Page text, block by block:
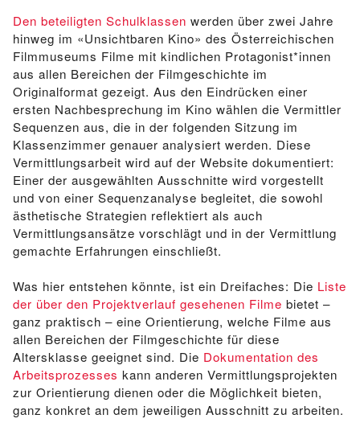
Den beteiligten Schulklassen werden über zwei Jahre
hinweg im «Unsichtbaren Kino» des Österreichischen
Filmmuseums Filme mit kindlichen Protagonist*innen
aus allen Bereichen der Filmgeschichte im
Originalformat gezeigt. Aus den Eindrücken einer
ersten Nachbesprechung im Kino wählen die Vermittler
Sequenzen aus, die in der folgenden Sitzung im
Klassenzimmer genauer analysiert werden. Diese
Vermittlungsarbeit wird auf der Website dokumentiert:
Einer der ausgewählten Ausschnitte wird vorgestellt
und von einer Sequenzanalyse begleitet, die sowohl
ästhetische Strategien reflektiert als auch
Vermittlungsansätze vorschlägt und in der Vermittlung
gemachte Erfahrungen einschließt.
Was hier entstehen könnte, ist ein Dreifaches: Die Liste
der über den Projektverlauf gesehenen Filme bietet –
ganz praktisch – eine Orientierung, welche Filme aus
allen Bereichen der Filmgeschichte für diese
Altersklasse geeignet sind. Die Dokumentation des
Arbeitsprozesses kann anderen Vermittlungsprojekten
zur Orientierung dienen oder die Möglichkeit bieten,
ganz konkret an dem jeweiligen Ausschnitt zu arbeiten.